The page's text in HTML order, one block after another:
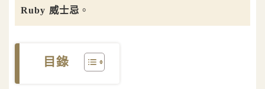
Ruby 威士忌 。
目錄